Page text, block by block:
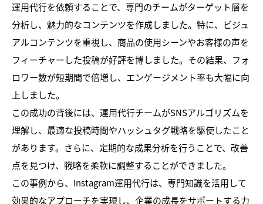
運用代行を依頼することで、専門のチームがターゲット層を
分析し、魅力的なコンテンツを作成しました。特に、ビジュ
アルコンテンツを重視し、商品の使用シーンやお客様の声を
フィーチャーした投稿が好評を博しました。その結果、フォ
ロワー数が短期間で倍増し、エンゲージメント率も大幅に向
上しました。
この成功の背後には、運用代行チームがSNSアルゴリズムを
理解し、最適な投稿時間やハッシュタグ戦略を駆使したこと
があります。さらに、定期的な成果分析を行うことで、改善
点を見つけ、戦略を柔軟に調整することができました。
この事例から、Instagram運用代行は、専門知識を活用して
効果的なアプローチを実現し、企業の成長をサポートする力